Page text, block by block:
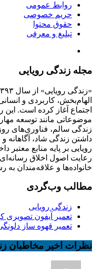
روابط عمومی
حریم خصوصی
حقوق محتوا
تبلیغ و معرفی
مجله زندگی رویایی
الهام‌بخش، کاربردی و
اجتماع آغاز کرده است. این
موضوعاتی مانند توسعه
زندگی سالم، فناوری‌های
داشتن زندگی شاد، آگاهانه
رویایی بر پایه منابع معتبر
رعایت اصول اخلاق رسانه‌ای،
خانواده‌ها و علاقه‌مندان
مطالب وب‌گردی
زندگی رویایی
تعمیر آیفون تصویری
تعمیر قهوه ساز
نظرات اخیر مخاطبان